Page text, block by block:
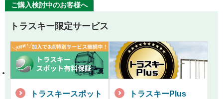
ご購入検討中のお客様へ
トラスキー限定サービス
トラスキースポット
トラスキーPlus